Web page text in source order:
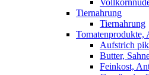
Tiernahrung
Tiernahrung
Tomatenprodukte,
Aufstrich
Butter,
Feinkost,